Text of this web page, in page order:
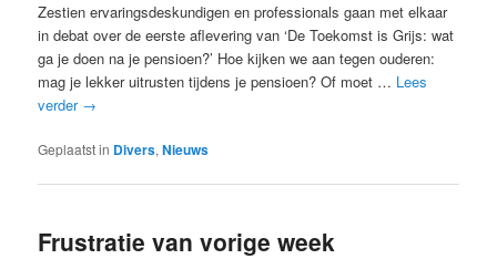
Zestien ervaringsdeskundigen en professionals gaan met elkaar
in debat over de eerste aflevering van ‘De Toekomst is Grijs: wat
ga je doen na je pensioen?’ Hoe kijken we aan tegen ouderen:
mag je lekker uitrusten tijdens je pensioen? Of moet … Lees
verder →
Geplaatst in Divers,Nieuws
Frustratie van vorige week